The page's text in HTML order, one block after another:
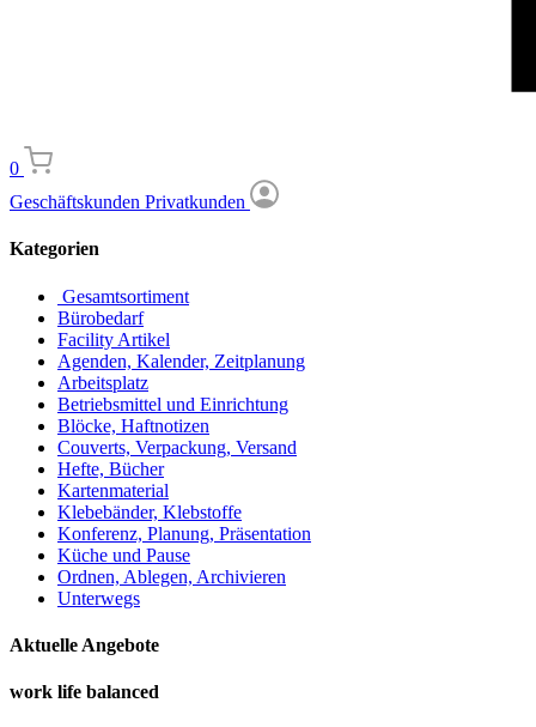
0
Geschäftskunden Privatkunden
Kategorien
Gesamtsortiment
Bürobedarf
Facility Artikel
Agenden, Kalender, Zeitplanung
Arbeitsplatz
Betriebsmittel und Einrichtung
Blöcke, Haftnotizen
Couverts, Verpackung, Versand
Hefte, Bücher
Kartenmaterial
Klebebänder, Klebstoffe
Konferenz, Planung, Präsentation
Küche und Pause
Ordnen, Ablegen, Archivieren
Unterwegs
Aktuelle Angebote
work life balanced